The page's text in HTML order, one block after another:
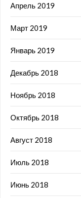
Апрель 2019
Март 2019
Январь 2019
Декабрь 2018
Ноябрь 2018
Октябрь 2018
Август 2018
Июль 2018
Июнь 2018